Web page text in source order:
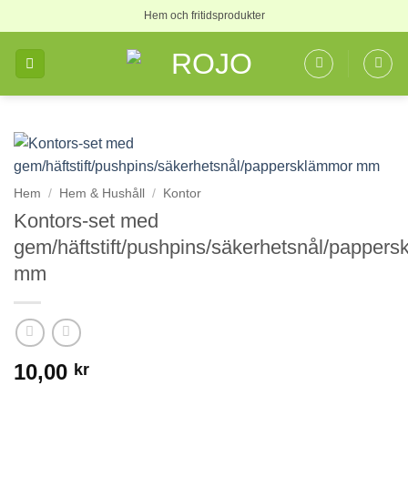
to
content
Hem och fritidsprodukter
Hem / Hem & Hushåll / Kontor
Kontors-set med
gem/häftstift/pushpins/säkerhetsnål/
mm
10,00 kr